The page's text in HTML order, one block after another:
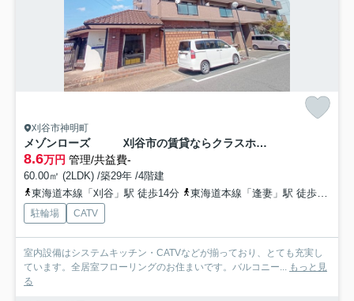
刈谷市神明町
メゾンローズ 刈谷市の賃貸ならクラスホーム刈谷店
8.6万円 管理/共益費-
60.00㎡ (2LDK) /築29年 /4階建
東海道本線「刈谷」駅 徒歩14分
東海道本線「逢妻」駅 徒歩21分
駐輪場 CATV
室内設備はシステムキッチン・CATVなどが揃っており、とても充実し
ています。全居室フローリングのお住まいです。バルコニー... もっと見
る